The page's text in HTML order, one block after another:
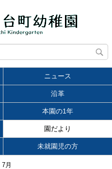
ニュース
沿革
本園の1年
園だより
未就園児の方
7月